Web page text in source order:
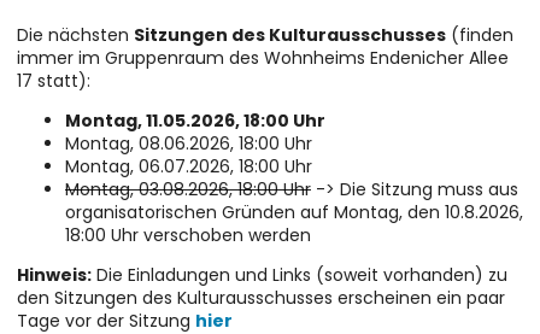
Die nächsten Sitzungen des Kulturausschusses (finden
immer im Gruppenraum des Wohnheims Endenicher Allee
17 statt):
Montag, 11.05.2026, 18:00 Uhr
Montag, 08.06.2026, 18:00 Uhr
Montag, 06.07.2026, 18:00 Uhr
Montag, 03.08.2026, 18:00 Uhr -> Die Sitzung muss aus
organisatorischen Gründen auf Montag, den 10.8.2026,
18:00 Uhr verschoben werden
Hinweis: Die Einladungen und Links (soweit vorhanden) zu
den Sitzungen des Kulturausschusses erscheinen ein paar
Tage vor der Sitzung hier